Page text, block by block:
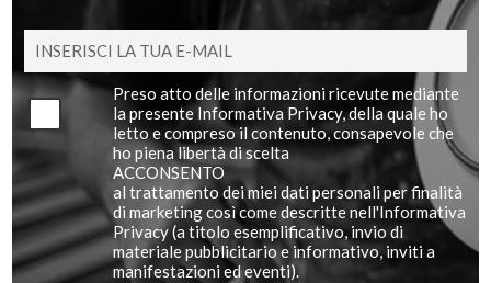
Preso atto delle informazioni ricevute mediante
la presente Informativa Privacy, della quale ho
letto e compreso il contenuto, consapevole che
ho piena libertà di scelta
ACCONSENTO
al trattamento dei miei dati personali per finalità
di marketing così come descritte nell'Informativa
Privacy (a titolo esemplificativo, invio di
materiale pubblicitario e informativo, inviti a
manifestazioni ed eventi).